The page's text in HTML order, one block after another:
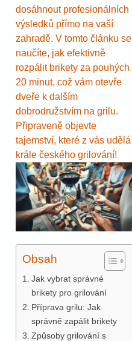
dosáhnout profesionálních
výsledků přímo na vaší
zahradě. V tomto článku se
naučíte, jak efektivně
rozpálit brikety za pouhých
20 minut, což vám otevře
dveře k dalším
dobrodružstvím na grilu.
Připraveně objevte
tajemství, které z vás udělá
krále českého grilování!
Obsah
Jak vybrat správné
brikety pro grilování
Příprava grilu: Jak
správně zapálit brikety
Způsoby grilování s